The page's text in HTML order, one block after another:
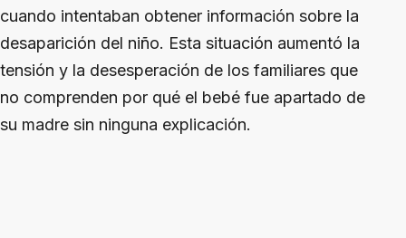
cuando intentaban obtener información sobre la
desaparición del niño. Esta situación aumentó la
tensión y la desesperación de los familiares que
no comprenden por qué el bebé fue apartado de
su madre sin ninguna explicación.